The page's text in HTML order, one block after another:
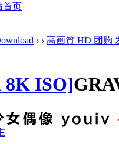
首页
› › 高画質 HD 团购
ISO]